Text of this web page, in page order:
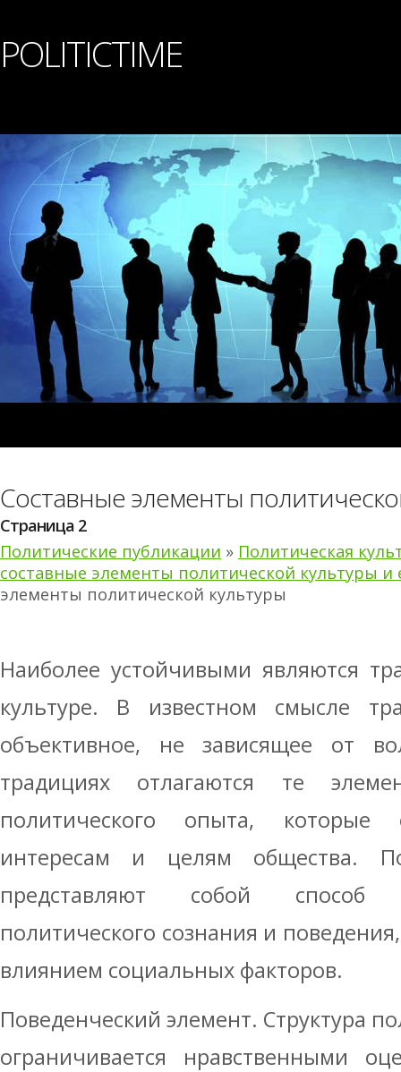
POLITICTIME
Составные элементы
Страница 2
Политические публикации » Политическая
составные элементы политической культуры и
элементы политической культуры
Наиболее устойчивыми являются
культуре. В известном смысле
объективное, не зависящее от
традициях отлагаются те
политического опыта, которые
интересам и целям общества.
представляют собой способ
политического сознания и
влиянием социальных факторов.
Поведенческий элемент. Структура
ограничивается нравственными